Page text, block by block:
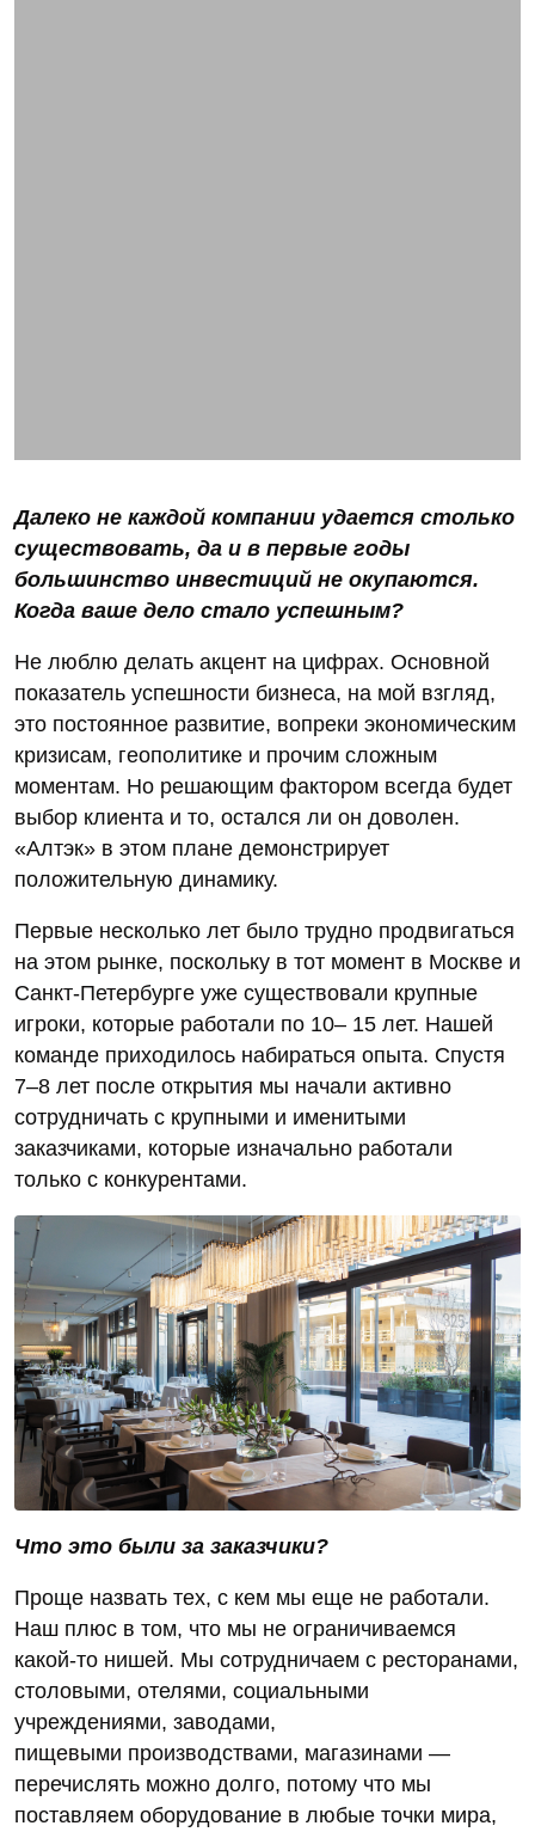
Далеко не каждой компании удается столько
существовать, да и в первые годы
большинство инвестиций не окупаются.
Когда ваше дело стало успешным?
Не люблю делать акцент на цифрах. Основной
показатель успешности бизнеса, на мой взгляд,
это постоянное развитие, вопреки экономическим
кризисам, геополитике и прочим сложным
моментам. Но решающим фактором всегда будет
выбор клиента и то, остался ли он доволен.
«Алтэк» в этом плане демонстрирует
положительную динамику.
Первые несколько лет было трудно продвигаться
на этом рынке, поскольку в тот момент в Москве и
Санкт-Петербурге уже существовали крупные
игроки, которые работали по 10– 15 лет. Нашей
команде приходилось набираться опыта. Спустя
7–8 лет после открытия мы начали активно
сотрудничать с крупными и именитыми
заказчиками, которые изначально работали
только с конкурентами.
Что это были за заказчики?
Проще назвать тех, с кем мы еще не работали.
Наш плюс в том, что мы не ограничиваемся
какой-то нишей. Мы сотрудничаем с ресторанами,
столовыми, отелями, социальными
учреждениями, заводами,
пищевыми производствами, магазинами —
перечислять можно долго, потому что мы
поставляем оборудование в любые точки мира,